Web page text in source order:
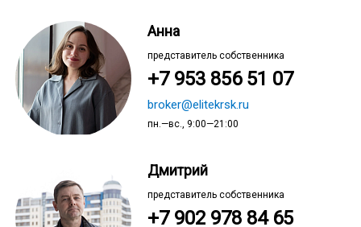
Анна
представитель собственника
+7 953 856 51 07
broker@elitekrsk.ru
пн.—вс., 9:00—21:00
Дмитрий
представитель собственника
+7 902 978 84 65